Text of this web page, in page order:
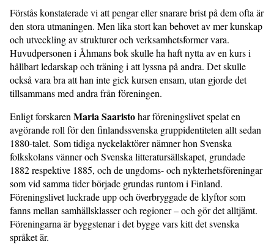
Förstås konstaterade vi att pengar eller snarare brist på dem ofta är
den stora utmaningen. Men lika stort kan behovet av mer kunskap
och utveckling av strukturer och verksamhetsformer vara.
Huvudpersonen i Åhmans bok skulle ha haft nytta av en kurs i
hållbart ledarskap och träning i att lyssna på andra. Det skulle
också vara bra att han inte gick kursen ensam, utan gjorde det
tillsammans med andra från föreningen.
Enligt forskaren Maria Saaristohar föreningslivet spelat en
avgörande roll för den finlandssvenska gruppidentiteten allt sedan
1880-talet. Som tidiga nyckel­aktörer nämner hon Svenska
folkskolans vänner och Svenska litteratursällskapet, grundade
1882 respektive 1885, och de ungdoms- och nykterhetsföreningar
som vid samma tider började grundas runtom i Finland.
Föreningslivet luckrade upp och överbryggade de klyftor som
fanns mellan samhällsklasser och regioner – och gör det alltjämt.
Föreningarna är byggstenar i det bygge vars kitt det svenska
språket är.